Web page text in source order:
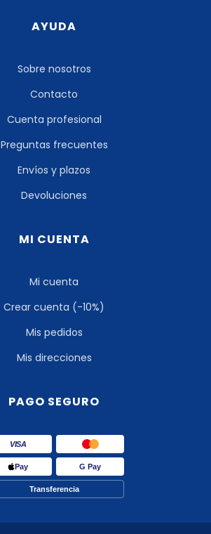
AYUDA
Sobre nosotros
Contacto
Cuenta profesional
Preguntas frecuentes
Envíos y plazos
Devoluciones
MI CUENTA
Mi cuenta
Crear cuenta (-10%)
Mis pedidos
Mis direcciones
PAGO SEGURO
VISA
Pay G Pay
Transferencia